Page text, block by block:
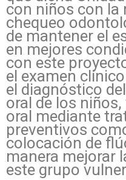
con niños con la
chequeo
de mantener el
en mejores
con este
el examen
el diagnóstico
oral de los
oral mediante
preventivos
colocación de
manera mejorar
este grupo